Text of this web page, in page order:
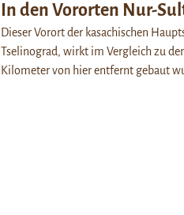
In den Vororten Nur-
Dieser Vorort der kasachischen
Tselinograd, wirkt im Vergleich zu
Kilometer von hier entfernt gebaut